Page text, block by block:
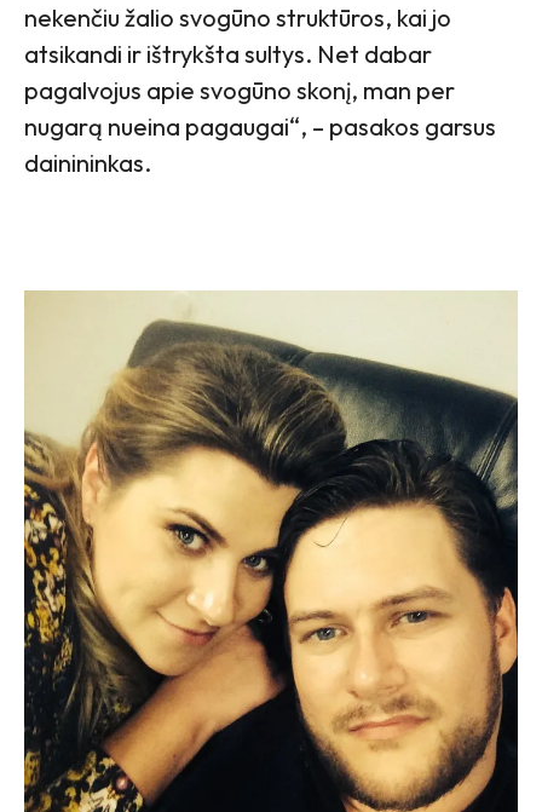
nekenčiu žalio svogūno struktūros, kai jo
atsikandi ir ištrykšta sultys. Net dabar
pagalvojus apie svogūno skonį, man per
nugarą nueina pagaugai“, – pasakos garsus
dainininkas.